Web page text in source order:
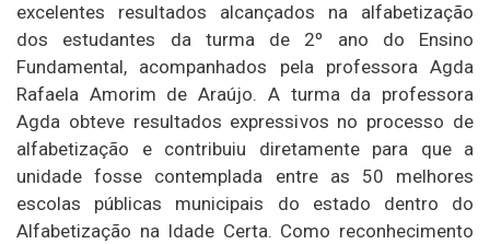
excelentes resultados alcançados na alfabetização
dos estudantes da turma de 2º ano do Ensino
Fundamental, acompanhados pela professora Agda
Rafaela Amorim de Araújo. A turma da professora
Agda obteve resultados expressivos no processo de
alfabetização e contribuiu diretamente para que a
unidade fosse contemplada entre as 50 melhores
escolas públicas municipais do estado dentro do
Alfabetização na Idade Certa. Como reconhecimento